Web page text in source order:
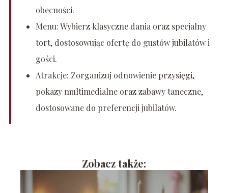
obecności.
Menu: Wybierz klasyczne dania oraz specjalny
tort, dostosowując ofertę do gustów jubilatów i
gości.
Atrakcje: Zorganizuj odnowienie przysięgi,
pokazy multimedialne oraz zabawy taneczne,
dostosowane do preferencji jubilatów.
Zobacz także: